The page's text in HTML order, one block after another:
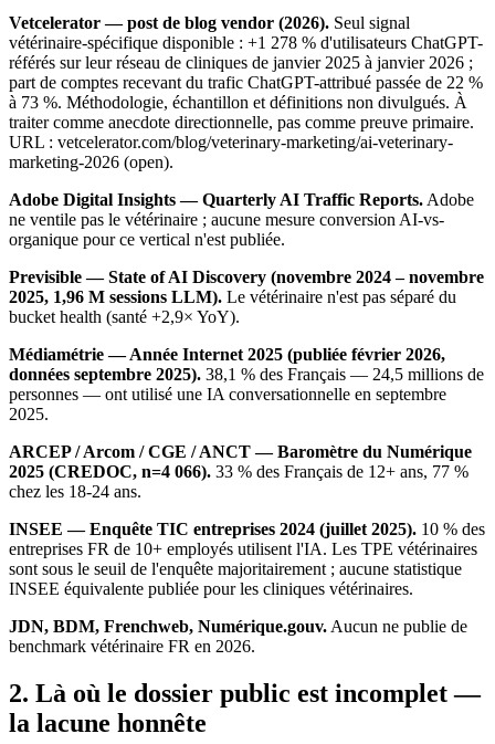
Vetcelerator — post de blog vendor (2026). Seul signal
vétérinaire-spécifique disponible : +1 278 % d'utilisateurs ChatGPT-
référés sur leur réseau de cliniques de janvier 2025 à janvier 2026 ;
part de comptes recevant du trafic ChatGPT-attribué passée de 22 %
à 73 %. Méthodologie, échantillon et définitions non divulgués. À
traiter comme anecdote directionnelle, pas comme preuve primaire.
URL : vetcelerator.com/blog/veterinary-marketing/ai-veterinary-
marketing-2026 (open).
Adobe Digital Insights — Quarterly AI Traffic Reports. Adobe
ne ventile pas le vétérinaire ; aucune mesure conversion AI-vs-
organique pour ce vertical n'est publiée.
Previsible — State of AI Discovery (novembre 2024 – novembre
2025, 1,96 M sessions LLM). Le vétérinaire n'est pas séparé du
bucket health (santé +2,9× YoY).
Médiamétrie — Année Internet 2025 (publiée février 2026,
données septembre 2025). 38,1 % des Français — 24,5 millions de
personnes — ont utilisé une IA conversationnelle en septembre
2025.
ARCEP / Arcom / CGE / ANCT — Baromètre du Numérique
2025 (CREDOC, n=4 066). 33 % des Français de 12+ ans, 77 %
chez les 18-24 ans.
INSEE — Enquête TIC entreprises 2024 (juillet 2025). 10 % des
entreprises FR de 10+ employés utilisent l'IA. Les TPE vétérinaires
sont sous le seuil de l'enquête majoritairement ; aucune statistique
INSEE équivalente publiée pour les cliniques vétérinaires.
JDN, BDM, Frenchweb, Numérique.gouv. Aucun ne publie de
benchmark vétérinaire FR en 2026.
2. Là où le dossier public est incomplet —
la lacune honnête